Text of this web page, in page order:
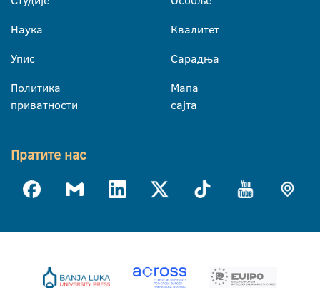
Наука
Упис
Политика
приватности
Квалитет
Сарадња
Мапа
сајта
Пратите нас